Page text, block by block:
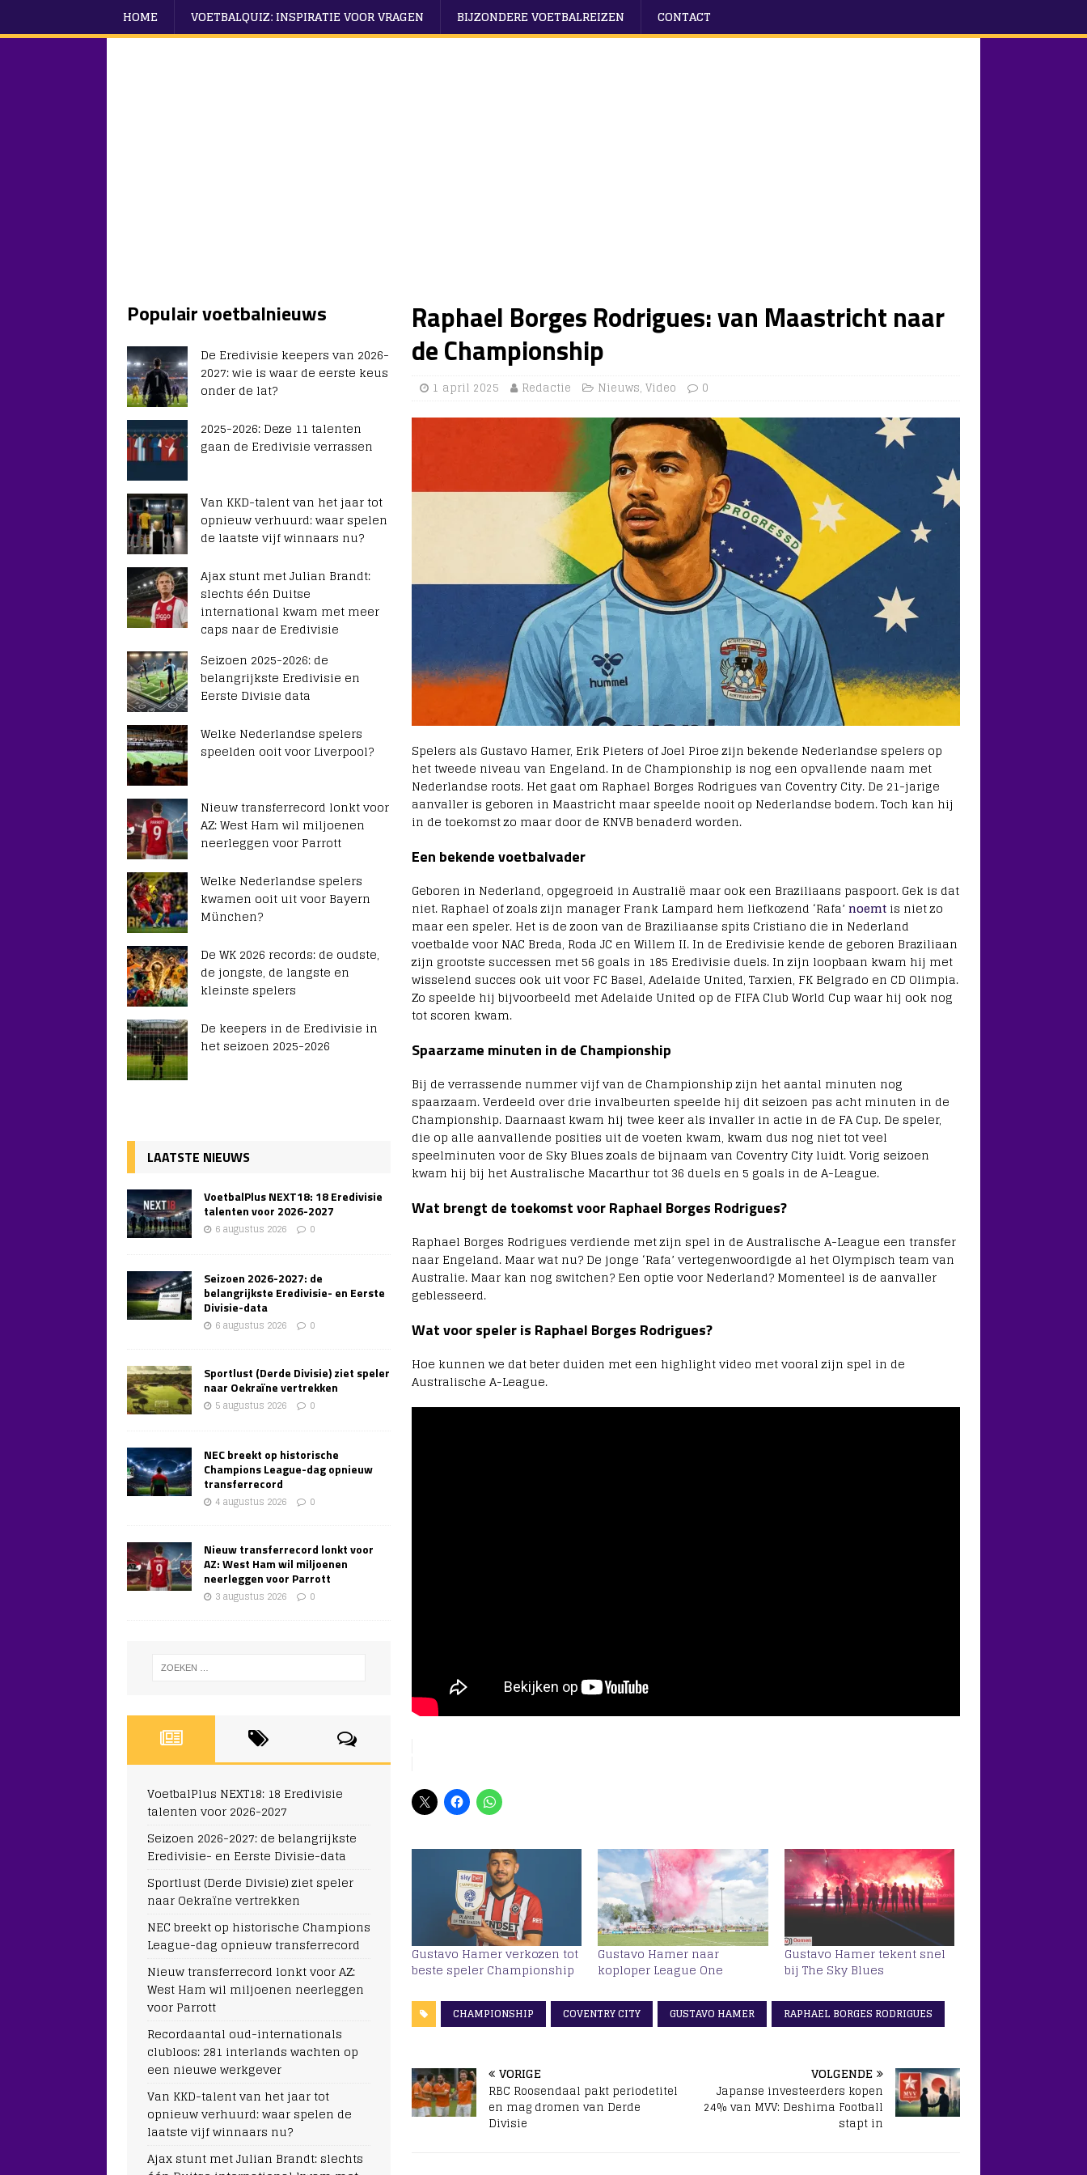
HOME VOETBALQUIZ: INSPIRATIE VOOR VRAGEN BIJZONDERE VOETBALREIZEN CONTACT
Raphael Borges Rodrigues: van Maastricht naar
de Championship
1 april 2025 Redactie Nieuws, Video 0
Spelers als Gustavo Hamer, Erik Pieters of Joel Piroe zijn bekende Nederlandse spelers op
het tweede niveau van Engeland. In de Championship is nog een opvallende naam met
Nederlandse roots. Het gaat om Raphael Borges Rodrigues van Coventry City. De 21-jarige
aanvaller is geboren in Maastricht maar speelde nooit op Nederlandse bodem. Toch kan hij
in de toekomst zo maar door de KNVB benaderd worden.
Een bekende voetbalvader
Geboren in Nederland, opgegroeid in Australië maar ook een Braziliaans paspoort. Gek is dat
niet. Raphael of zoals zijn manager Frank Lampard hem liefkozend ‘Rafa’ noemtis niet zo
maar een speler. Het is de zoon van de Braziliaanse spits Cristiano die in Nederland
voetbalde voor NAC Breda, Roda JC en Willem II. In de Eredivisie kende de geboren Braziliaan
zijn grootste successen met 56 goals in 185 Eredivisie duels. In zijn loopbaan kwam hij met
wisselend succes ook uit voor FC Basel, Adelaide United, Tarxien, FK Belgrado en CD Olimpia.
Zo speelde hij bijvoorbeeld met Adelaide United op de FIFA Club World Cup waar hij ook nog
tot scoren kwam.
Spaarzame minuten in de Championship
Bij de verrassende nummer vijf van de Championship zijn het aantal minuten nog
spaarzaam. Verdeeld over drie invalbeurten speelde hij dit seizoen pas acht minuten in de
Championship. Daarnaast kwam hij twee keer als invaller in actie in de FA Cup. De speler,
die op alle aanvallende posities uit de voeten kwam, kwam dus nog niet tot veel
speelminuten voor de Sky Blues zoals de bijnaam van Coventry City luidt. Vorig seizoen
kwam hij bij het Australische Macarthur tot 36 duels en 5 goals in de A-League.
Wat brengt de toekomst voor Raphael Borges Rodrigues?
Raphael Borges Rodrigues verdiende met zijn spel in de Australische A-League een transfer
naar Engeland. Maar wat nu? De jonge ‘Rafa’ vertegenwoordigde al het Olympisch team van
Australie. Maar kan nog switchen? Een optie voor Nederland? Momenteel is de aanvaller
geblesseerd.
Wat voor speler is Raphael Borges Rodrigues?
Hoe kunnen we dat beter duiden met een highlight video met vooral zijn spel in de
Australische A-League.
Gustavo Hamer verkozen tot
beste speler Championship
Gustavo Hamer naar
koploper League One
Gustavo Hamer tekent snel
bij The Sky Blues
CHAMPIONSHIP COVENTRY CITY GUSTAVO HAMER RAPHAEL BORGES RODRIGUES
VORIGE
RBC Roosendaal pakt periodetitel
en mag dromen van Derde
Divisie
VOLGENDE
Japanse investeerders kopen
24% van MVV: Deshima Football
stapt in
Populair voetbalnieuws
De Eredivisie keepers van 2026-
2027: wie is waar de eerste keus
onder de lat?
2025-2026: Deze 11 talenten
gaan de Eredivisie verrassen
Van KKD-talent van het jaar tot
opnieuw verhuurd: waar spelen
de laatste vijf winnaars nu?
Ajax stunt met Julian Brandt:
slechts één Duitse
international kwam met meer
caps naar de Eredivisie
Seizoen 2025-2026: de
belangrijkste Eredivisie en
Eerste Divisie data
Welke Nederlandse spelers
speelden ooit voor Liverpool?
Nieuw transferrecord lonkt voor
AZ: West Ham wil miljoenen
neerleggen voor Parrott
Welke Nederlandse spelers
kwamen ooit uit voor Bayern
München?
De WK 2026 records: de oudste,
de jongste, de langste en
kleinste spelers
De keepers in de Eredivisie in
het seizoen 2025-2026
LAATSTE NIEUWS
VoetbalPlus NEXT18: 18 Eredivisie
talenten voor 2026-2027
6 augustus 2026 0
Seizoen 2026-2027: de
belangrijkste Eredivisie- en Eerste
Divisie-data
6 augustus 2026 0
Sportlust (Derde Divisie) ziet speler
naar Oekraïne vertrekken
5 augustus 2026 0
NEC breekt op historische
Champions League-dag opnieuw
transferrecord
4 augustus 2026 0
Nieuw transferrecord lonkt voor
AZ: West Ham wil miljoenen
neerleggen voor Parrott
3 augustus 2026 0
VoetbalPlus NEXT18: 18 Eredivisie
talenten voor 2026-2027
Seizoen 2026-2027: de belangrijkste
Eredivisie- en Eerste Divisie-data
Sportlust (Derde Divisie) ziet speler
naar Oekraïne vertrekken
NEC breekt op historische Champions
League-dag opnieuw transferrecord
Nieuw transferrecord lonkt voor AZ:
West Ham wil miljoenen neerleggen
voor Parrott
Recordaantal oud-internationals
clubloos: 281 interlands wachten op
een nieuwe werkgever
Van KKD-talent van het jaar tot
opnieuw verhuurd: waar spelen de
laatste vijf winnaars nu?
Ajax stunt met Julian Brandt: slechts